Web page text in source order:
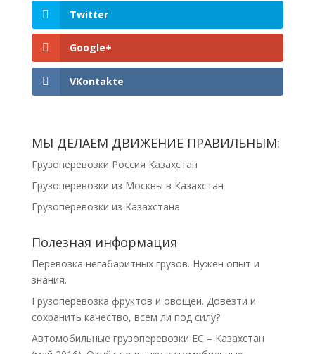
Twitter
Google+
VKontakte
МЫ ДЕЛАЕМ ДВИЖЕНИЕ ПРАВИЛЬНЫМ:
Грузоперевозки Россия Казахстан
Грузоперевозки из Москвы в Казахстан
Грузоперевозки из Казахстана
Полезная информация
Перевозка негабаритных грузов. Нужен опыт и
знания.
Грузоперевозка фруктов и овощей. Довезти и
сохранить качество, всем ли под силу?
Автомобильные грузоперевозки ЕС – Казахстан